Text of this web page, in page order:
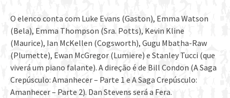
O elenco conta com Luke Evans (Gaston), Emma Watson
(Bela), Emma Thompson (Sra. Potts), Kevin Kline
(Maurice), Ian McKellen (Cogsworth), Gugu Mbatha-Raw
(Plumette), Ewan McGregor (Lumiere) e Stanley Tucci (que
viverá um piano falante). A direção é de Bill Condon (A Saga
Crepúsculo: Amanhecer – Parte 1 e A Saga Crepúsculo:
Amanhecer – Parte 2). Dan Stevens será a Fera.